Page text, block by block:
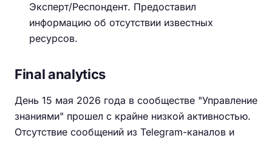
Эксперт/Респондент. Предоставил
информацию об отсутствии известных
ресурсов.
Final analytics
День 15 мая 2026 года в сообществе "Управление
знаниями" прошел с крайне низкой активностью.
Отсутствие сообщений из Telegram-каналов и